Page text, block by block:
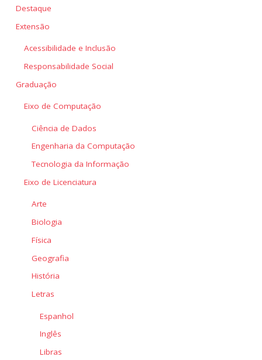
Destaque
Extensão
Acessibilidade e Inclusão
Responsabilidade Social
Graduação
Eixo de Computação
Ciência de Dados
Engenharia da Computação
Tecnologia da Informação
Eixo de Licenciatura
Arte
Biologia
Física
Geografia
História
Letras
Espanhol
Inglês
Libras